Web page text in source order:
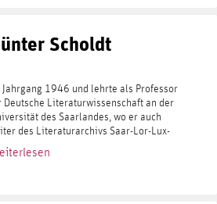
Scholdt
Jahrgang 1946 und lehrte als Professor
Deutsche Literaturwissenschaft an der
des Saarlandes, wo er auch
des Literaturarchivs Saar-Lor-Lux-
war. In der reihe kaplaken
aus seiner Feder die Bände